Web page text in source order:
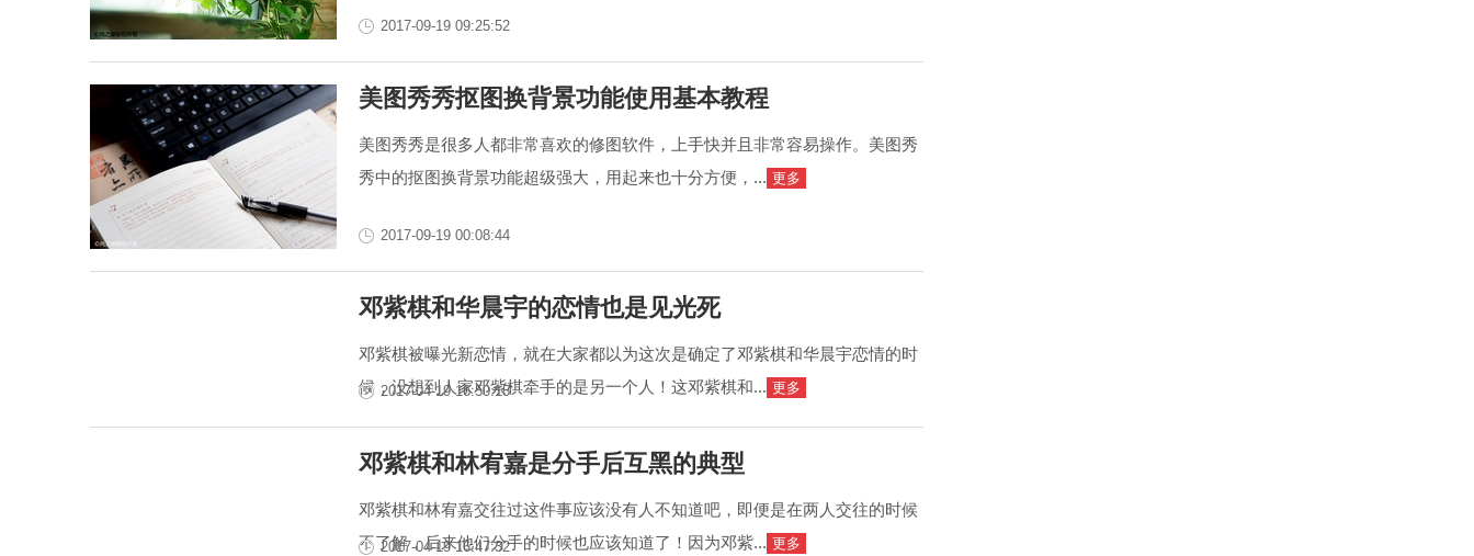
2017-09-19 09:25:52
美图秀秀抠图换背景功能使用基本教程
美图秀秀是很多人都非常喜欢的修图软件，上手快并且非常容易操作。美图秀
秀中的抠图换背景功能超级强大，用起来也十分方便，... 更多
2017-09-19 00:08:44
邓紫棋和华晨宇的恋情也是见光死
邓紫棋被曝光新恋情，就在大家都以为这次是确定了邓紫棋和华晨宇恋情的时
候，没想到人家邓紫棋牵手的是另一个人！这邓紫棋和... 更多
2017-04-19 16:50:15
邓紫棋和林宥嘉是分手后互黑的典型
邓紫棋和林宥嘉交往过这件事应该没有人不知道吧，即便是在两人交往的时候
不了解，后来他们分手的时候也应该知道了！因为邓紫... 更多
2017-04-19 16:47:32